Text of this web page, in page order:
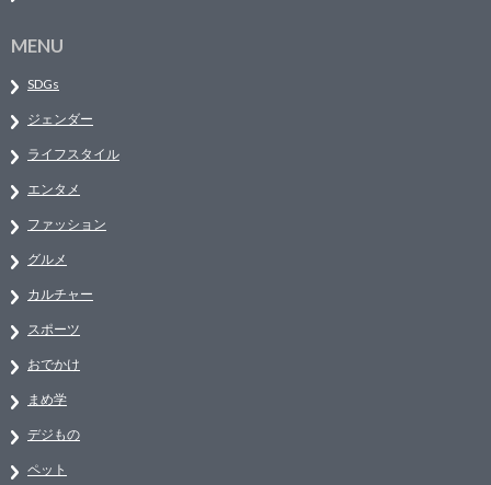
MENU
SDGs
ジェンダー
ライフスタイル
エンタメ
ファッション
グルメ
カルチャー
スポーツ
おでかけ
まめ学
デジもの
ペット